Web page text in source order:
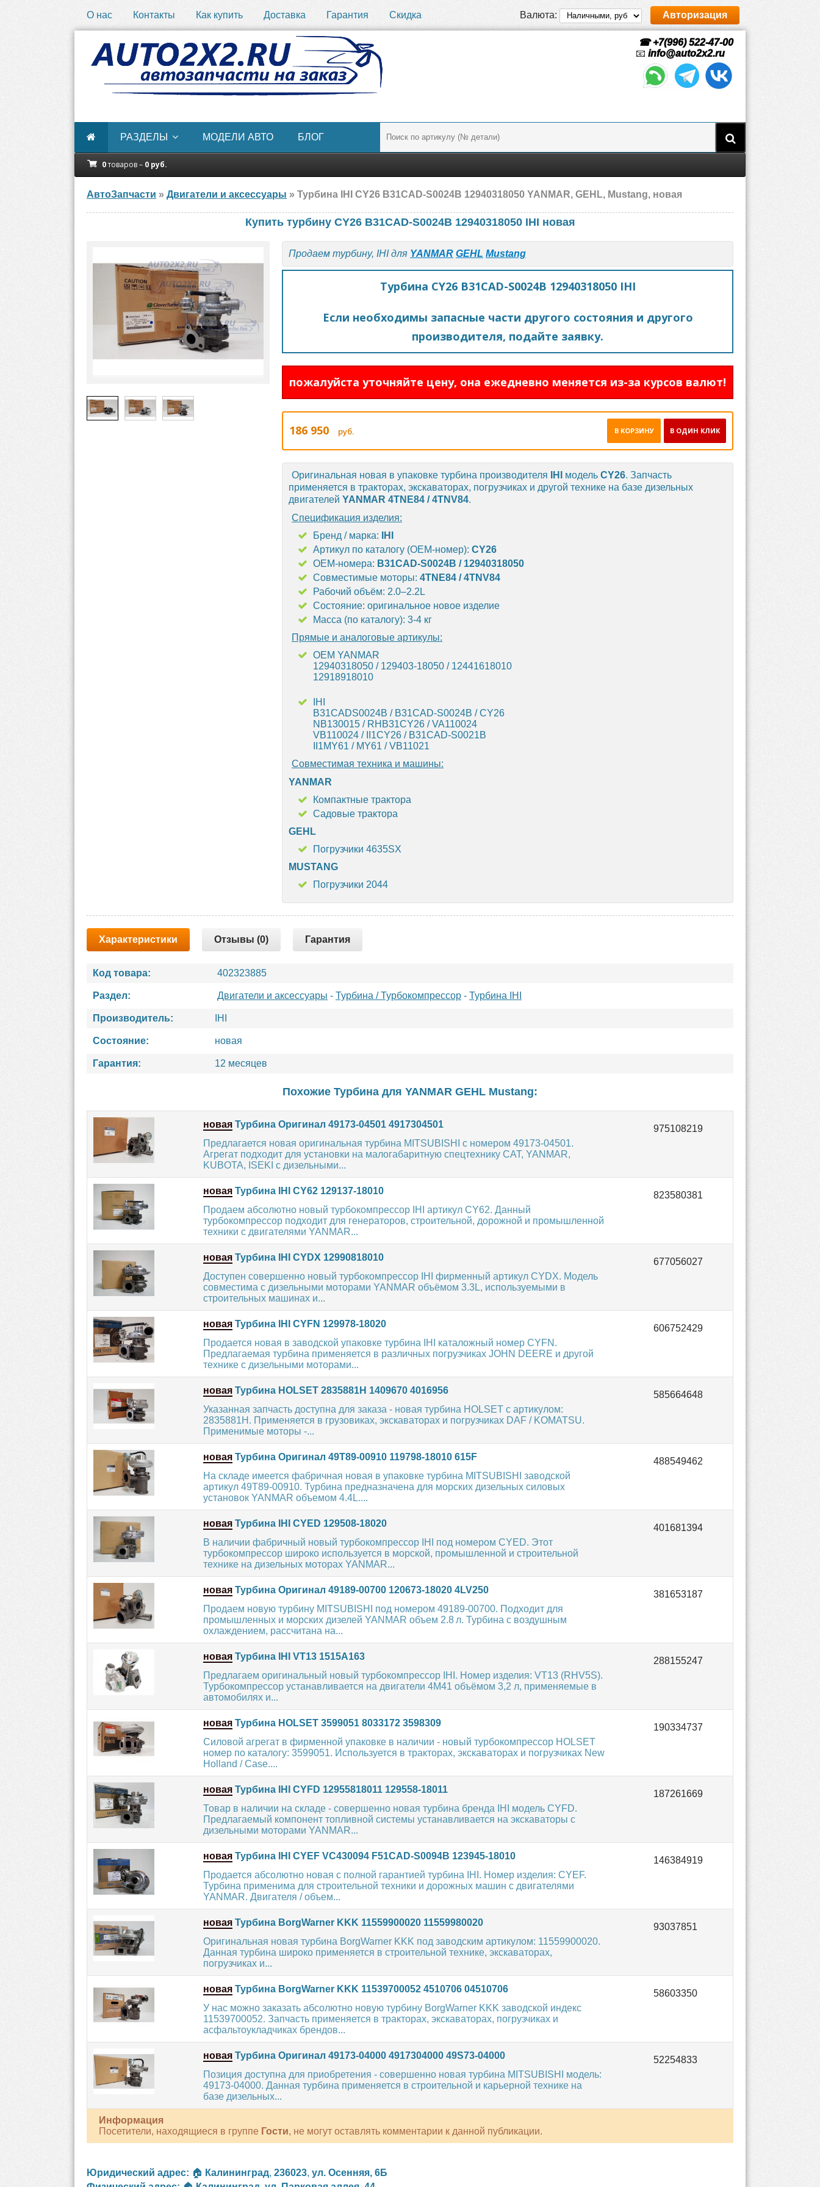
О нас Контакты Как купить Доставка Гарантия Скидка Валюта: Авторизация
☎ +7(996) 522-47-00
📧 info@auto2x2.ru
РАЗДЕЛЫ МОДЕЛИ АВТО БЛОГ
0товаров – 0 руб.
АвтоЗапчасти » Двигатели и аксессуары » Турбина IHI CY26 B31CAD-S0024B 12940318050 YANMAR, GEHL, Mustang, новая
Купить турбину CY26 B31CAD-S0024B 12940318050 IHI новая
Продаем турбину, IHI для YANMAR GEHL Mustang
Турбина CY26 B31CAD-S0024B 12940318050 IHI
Если необходимы запасные части другого состояния и другого
производителя, подайте заявку.
пожалуйста уточняйте цену, она ежедневно меняется из-за курсов валют!
186 950 руб. В ОДИН КЛИК
В КОРЗИНУ
Оригинальная новая в упаковке турбина производителя IHI модель CY26. Запчасть
применяется в тракторах, экскаваторах, погрузчиках и другой технике на базе дизельных
двигателей YANMAR 4TNE84 / 4TNV84.
Спецификация изделия:
Бренд / марка:
IHI
Артикул по каталогу (OEM-номер): CY26
OEM-номера: B31CAD-S0024B / 12940318050
Совместимые моторы: 4TNE84 / 4TNV84
Рабочий объём: 2.0–2.2L
Состояние: оригинальное новое изделие
Масса (по каталогу): 3-4 кг
Прямые и аналоговые артикулы:
OEM YANMAR
12940318050 / 129403-18050 / 12441618010
12918918010
IHI
B31CADS0024B / B31CAD-S0024B / CY26
NB130015 / RHB31CY26 / VA110024
VB110024 / II1CY26 / B31CAD-S0021B
II1MY61 / MY61 / VB11021
Совместимая техника и машины:
YANMAR
Компактные трактора
Садовые трактора
GEHL
Погрузчики 4635SX
MUSTANG
Погрузчики 2044
Характеристики Отзывы (0) Гарантия
Код товара: 402323885
Раздел: Двигатели и аксессуары - Турбина / Турбокомпрессор - Турбина IHI
Производитель: IHI
Состояние: новая
Гарантия: 12 месяцев
Похожие Турбина для YANMAR GEHL Mustang:
новая Турбина Оригинал 49173-04501 4917304501
Предлагается новая оригинальная турбина MITSUBISHI с номером 49173-04501.
Агрегат подходит для установки на малогабаритную спецтехнику CAT, YANMAR,
KUBOTA, ISEKI с дизельными...
новая Турбина IHI CY62 129137-18010
Продаем абсолютно новый турбокомпрессор IHI артикул CY62. Данный
турбокомпрессор подходит для генераторов, строительной, дорожной и промышленной
техники с двигателями YANMAR...
новая Турбина IHI CYDX 12990818010
Доступен совершенно новый турбокомпрессор IHI фирменный артикул CYDX. Модель
совместима с дизельными моторами YANMAR объёмом 3.3L, используемыми в
строительных машинах и...
новая Турбина IHI CYFN 129978-18020
Продается новая в заводской упаковке турбина IHI каталожный номер CYFN.
Предлагаемая турбина применяется в различных погрузчиках JOHN DEERE и другой
технике с дизельными моторами...
новая Турбина HOLSET 2835881H 1409670 4016956
Указанная запчасть доступна для заказа - новая турбина HOLSET с артикулом:
2835881H. Применяется в грузовиках, экскаваторах и погрузчиках DAF / KOMATSU.
Применимые моторы -...
новая Турбина Оригинал 49T89‑00910 119798‑18010 615F
На складе имеется фабричная новая в упаковке турбина MITSUBISHI заводской
артикул 49T89‑00910. Турбина предназначена для морских дизельных силовых
установок YANMAR объемом 4.4L....
новая Турбина IHI CYED 129508-18020
В наличии фабричный новый турбокомпрессор IHI под номером CYED. Этот
турбокомпрессор широко используется в морской, промышленной и строительной
технике на дизельных моторах YANMAR...
новая Турбина Оригинал 49189-00700 120673‑18020 4LV250
Продаем новую турбину MITSUBISHI под номером 49189-00700. Подходит для
промышленных и морских дизелей YANMAR объем 2.8 л. Турбина с воздушным
охлаждением, рассчитана на...
новая Турбина IHI VT13 1515A163
Предлагаем оригинальный новый турбокомпрессор IHI. Номер изделия: VT13 (RHV5S).
Турбокомпрессор устанавливается на двигатели 4M41 объёмом 3,2 л, применяемые в
автомобилях и...
новая Турбина HOLSET 3599051 8033172 3598309
Силовой агрегат в фирменной упаковке в наличии - новый турбокомпрессор HOLSET
номер по каталогу: 3599051. Используется в тракторах, экскаваторах и погрузчиках New
Holland / Case....
новая Турбина IHI CYFD 12955818011 129558-18011
Товар в наличии на складе - совершенно новая турбина бренда IHI модель CYFD.
Предлагаемый компонент топливной системы устанавливается на экскаваторы с
дизельными моторами YANMAR...
новая Турбина IHI CYEF VC430094 F51CAD-S0094B 123945-18010
Продается абсолютно новая с полной гарантией турбина IHI. Номер изделия: CYEF.
Турбина применима для строительной техники и дорожных машин с двигателями
YANMAR. Двигателя / объем...
новая Турбина BorgWarner KKK 11559900020 11559980020
Оригинальная новая турбина BorgWarner KKK под заводским артикулом: 11559900020.
Данная турбина широко применяется в строительной технике, экскаваторах,
погрузчиках и...
новая Турбина BorgWarner KKK 11539700052 4510706 04510706
У нас можно заказать абсолютно новую турбину BorgWarner KKK заводской индекс
11539700052. Запчасть применяется в тракторах, экскаваторах, погрузчиках и
асфальтоукладчиках брендов...
новая Турбина Оригинал 49173-04000 4917304000 49S73-04000
Позиция доступна для приобретения - совершенно новая турбина MITSUBISHI модель:
49173-04000. Данная турбина применяется в строительной и карьерной технике на
базе дизельных...
Информация
Посетители, находящиеся в группе Гости, не могут оставлять комментарии к данной публикации.
Юридический адрес: 🏠 Калининград, 236023, ул. Осенняя, 6Б